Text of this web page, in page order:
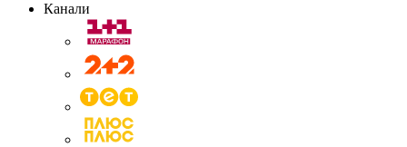
Канали